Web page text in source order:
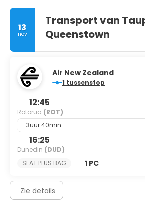
13
nov
Transport van
Queenstown
Air New Zealand
1 tussenstop
12:45
Rotorua (ROT)
3uur 40min
16:25
Dunedin (DUD)
SEAT PLUS BAG
1 PC
Zie details